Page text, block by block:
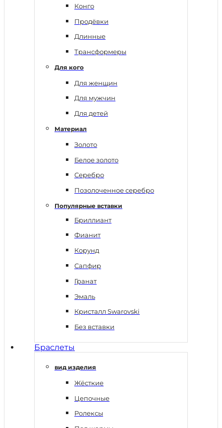
Конго
Продёвки
Длинные
Трансформеры
Для кого
Для женщин
Для мужчин
Для детей
Материал
Золото
Белое золото
Серебро
Позолоченное серебро
Популярные вставки
Бриллиант
Фианит
Корунд
Сапфир
Гранат
Эмаль
Кристалл Swarovski
Без вставки
Браслеты
вид изделия
Жёсткие
Цепочные
Ролексы